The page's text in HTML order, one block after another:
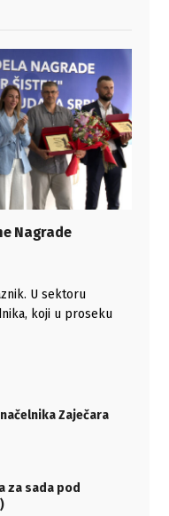
Nagrade
U sektoru
koji u proseku
Zaječara
za sada pod